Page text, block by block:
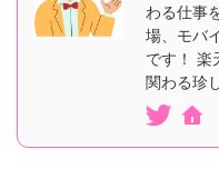
わる仕事
場、モバ
です！ 楽
関わる珍